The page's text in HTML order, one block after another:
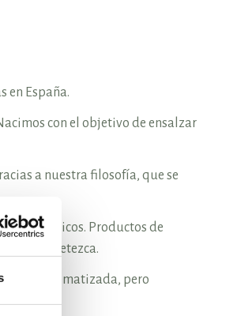
en España.
con el objetivo de ensalzar
a nuestra filosofía, que se
los públicos. Productos de
les apetezca.
única, tematizada, pero